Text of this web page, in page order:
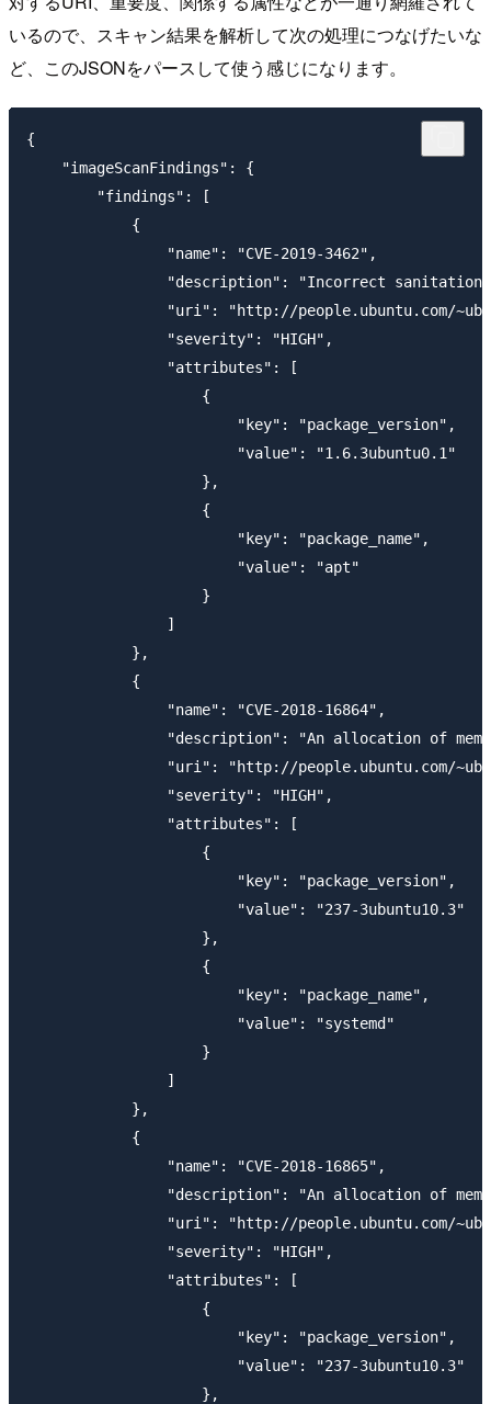
いるので、スキャン結果を解析して次の処理につなげたいな
ど、このJSONをパースして使う感じになります。
{
    "imageScanFindings": {
        "findings": [
            {
                "name": "CVE-2019-3462",
"description": "Incorrect
"uri": "http://people.ubuntu.com/
                "severity": "HIGH",
                "attributes": [
                    {
                        "key": "package_version",
                        "value": "1.6.3ubuntu0.1"
                    },
                    {
                        "key": "package_name",
                        "value": "apt"
                    }
                ]
            },
            {
                "name": "CVE-2018-16864",
"description": "An allocation of
"uri": "http://people.ubuntu.com/
                "severity": "HIGH",
                "attributes": [
                    {
                        "key": "package_version",
                        "value": "237-3ubuntu10.3"
                    },
                    {
                        "key": "package_name",
                        "value": "systemd"
                    }
                ]
            },
            {
                "name": "CVE-2018-16865",
"description": "An allocation of
"uri": "http://people.ubuntu.com/
                "severity": "HIGH",
                "attributes": [
                    {
                        "key": "package_version",
                        "value": "237-3ubuntu10.3"
                    },